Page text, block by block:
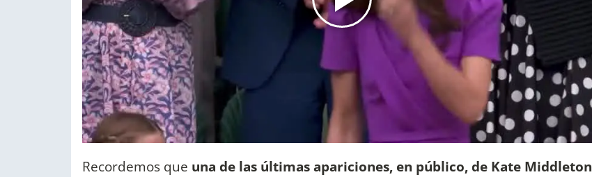
Recordemos que una de las últimas apariciones, en público, de Kate Middleton